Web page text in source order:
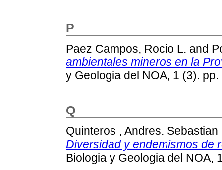
P
Paez Campos, Rocio L. and
ambientales mineros en la
y Geologia del NOA, 1 (3).
Q
Quinteros , Andres. Sebastian
Diversidad y endemismos de
Biologia y Geologia del NOA,